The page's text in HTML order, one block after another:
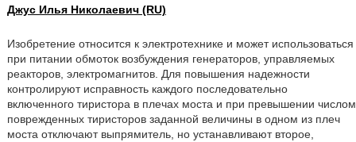
Джус Илья Николаевич (RU)
Изобретение относится к электротехнике и может использоваться
при питании обмоток возбуждения генераторов, управляемых
реакторов, электромагнитов. Для повышения надежности
контролируют исправность каждого последовательно
включенного тиристора в плечах моста и при превышении числом
поврежденных тиристоров заданной величины в одном из плеч
моста отключают выпрямитель, но устанавливают второе,